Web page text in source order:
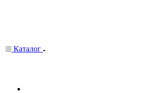
Каталог